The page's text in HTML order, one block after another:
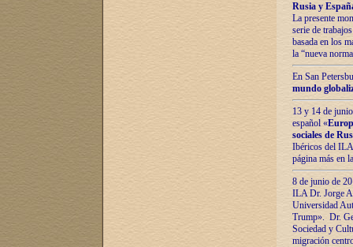
Rusia y
La presente
serie de
basada en los
la “nueva
En San
mundo
13 y 14 de
español «
sociales de
Ibéricos del ILA
página más en
8 de junio de
ILA Dr. Jorge
Universidad
Trump». Dr.
Sociedad y
migración